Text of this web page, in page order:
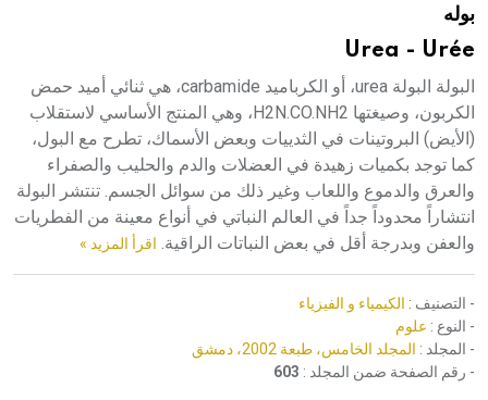
بوله
Urea - Urée
البولة البولة urea، أو الكرباميد carbamide، هي ثنائي أميد حمض
الكربون، وصيغتها H2N.CO.NH2، وهي المنتج الأساسي لاستقلاب
(الأيض) البروتينات في الثدييات وبعض الأسماك، تطرح مع البول،
كما توجد بكميات زهيدة في العضلات والدم والحليب والصفراء
والعرق والدموع واللعاب وغير ذلك من سوائل الجسم. تنتشر البولة
انتشاراً محدوداً جداً في العالم النباتي في أنواع معينة من الفطريات
والعفن وبدرجة أقل في بعض النباتات الراقية. اقرأ المزيد »
- التصنيف : الكيمياء و الفيزياء
- النوع : علوم
- المجلد : المجلد الخامس، طبعة 2002، دمشق
- رقم الصفحة ضمن المجلد : 603